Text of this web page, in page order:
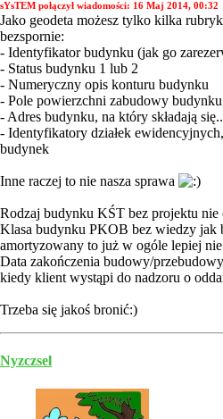
sYsTEM połączył wiadomości: 16 Maj 2014, 00:32
Jako geodeta możesz tylko kilka
bezspornie:
- Identyfikator budynku (jak go
- Status budynku 1 lub 2
- Numeryczny opis konturu budynku
- Pole powierzchni zabudowy budynku
- Adres budynku, na który składają
- Identyfikatory działek
budynek
Inne raczej to nie nasza sprawa
Rodzaj budynku KŚT bez projektu nie
Klasa budynku PKOB bez wiedzy jak
amortyzowany to już w ogóle lepiej
Data zakończenia budowy/
kiedy klient wystąpi do nadzoru o
Trzeba się jakoś bronić:)
Nyzczsel